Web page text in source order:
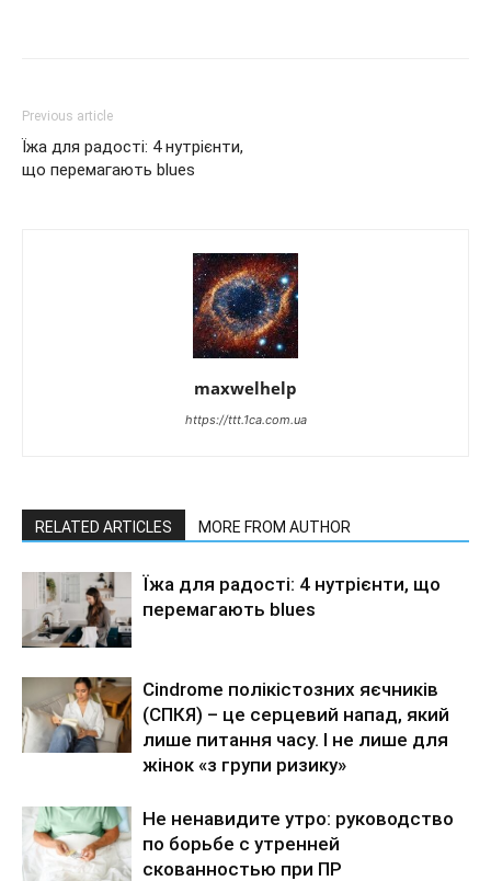
Previous article
Їжа для радості: 4 нутрієнти,
що перемагають blues
maxwelhelp
https://ttt.1ca.com.ua
RELATED ARTICLES MORE FROM AUTHOR
Їжа для радості: 4 нутрієнти, що
перемагають blues
Сindrome полікістозних яєчників
(СПКЯ) – це серцевий напад, який
лише питання часу. І не лише для
жінок «з групи ризику»
Не ненавидите утро: руководство
по борьбе с утренней
скованностью при ПР